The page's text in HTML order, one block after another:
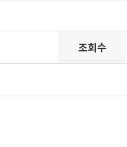
조회수